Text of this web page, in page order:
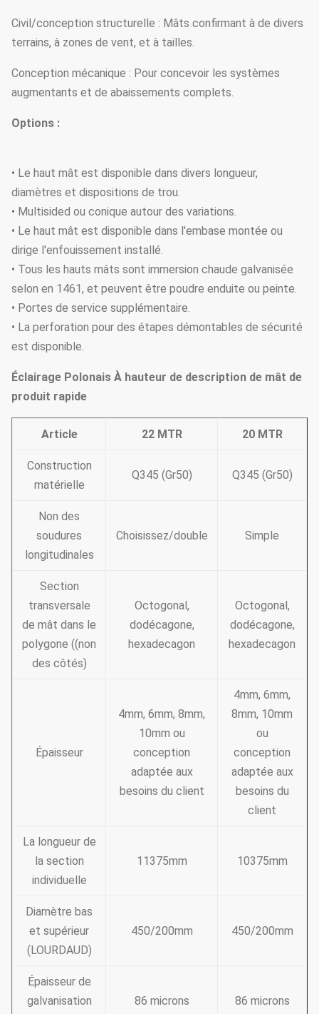
Civil/conception structurelle : Mâts confirmant à de divers
terrains, à zones de vent, et à tailles.
Conception mécanique : Pour concevoir les systèmes
augmentants et de abaissements complets.
Options :
• Le haut mât est disponible dans divers longueur,
diamètres et dispositions de trou.
• Multisided ou conique autour des variations.
• Le haut mât est disponible dans l'embase montée ou
dirige l'enfouissement installé.
• Tous les hauts mâts sont immersion chaude galvanisée
selon en 1461, et peuvent être poudre enduite ou peinte.
• Portes de service supplémentaire.
• La perforation pour des étapes démontables de sécurité
est disponible.
Éclairage Polonais À hauteur de description de mât de
produit rapide
Article 22 MTR 20 MTR
Construction
matérielle
Q345 (Gr50) Q345 (Gr50)
Non des
soudures
longitudinales
Choisissez/double Simple
Section
transversale
de mât dans le
polygone ((non
des côtés)
Octogonal,
dodécagone,
hexadecagon
Octogonal,
dodécagone,
hexadecagon
Épaisseur
4mm, 6mm, 8mm,
10mm ou
conception
adaptée aux
besoins du client
4mm, 6mm,
8mm, 10mm
ou
conception
adaptée aux
besoins du
client
La longueur de
la section
individuelle
11375mm 10375mm
Diamètre bas
et supérieur
(LOURDAUD)
450/200mm 450/200mm
Épaisseur de
galvanisation
86 microns 86 microns